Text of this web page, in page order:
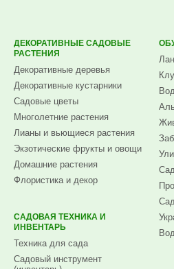
ДЕКОРАТИВНЫЕ САДОВЫЕ
РАСТЕНИЯ
Декоративные деревья
Декоративные кустарники
Садовые цветы
Многолетние растения
Лианы и вьющиеся растения
Экзотические фрукты и овощи
Домашние растения
Флористика и декор
САДОВАЯ ТЕХНИКА И
ИНВЕНТАРЬ
Техника для сада
Садовый инструмент